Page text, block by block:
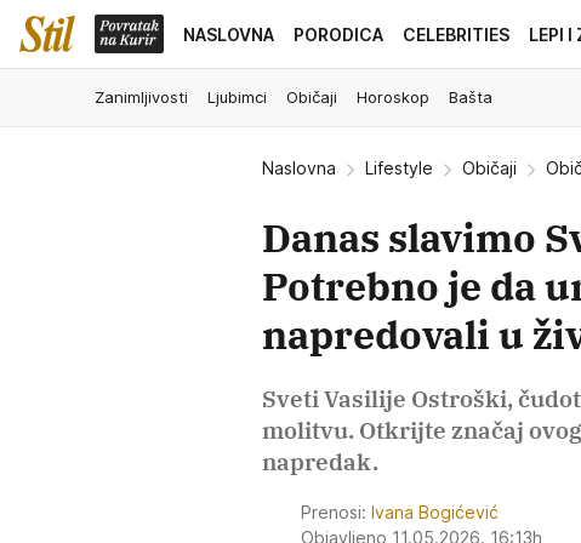
NASLOVNA PORODICA CELEBRITIES LEPI I
Zanimljivosti Ljubimci Običaji Horoskop Bašta
Naslovna Lifestyle Običaji
Danas slavimo
Potrebno je da
napredovali u
Sveti Vasilije Ostroški,
molitvu. Otkrijte značaj
napredak.
Prenosi: Ivana Bogićević
Objavljeno 11.05.2026. 16:13h